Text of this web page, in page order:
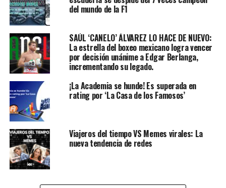
del mundo de la F1
SAÚL ‘CANELO’ ÁLVAREZ LO HACE DE NUEVO:
La estrella del boxeo mexicano logra vencer
por decisión unánime a Edgar Berlanga,
incrementando su legado.
¡La Academia se hunde! Es superada en
rating por ‘La Casa de los Famosos’
Viajeros del tiempo VS Memes virales: La
nueva tendencia de redes